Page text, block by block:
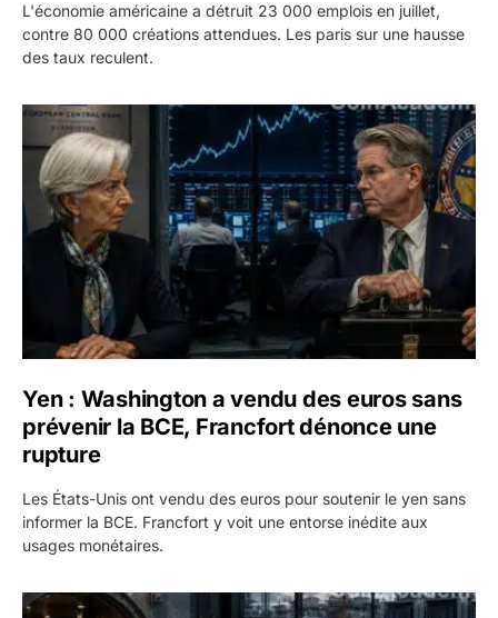
L'économie américaine a détruit 23 000 emplois en juillet,
contre 80 000 créations attendues. Les paris sur une hausse
des taux reculent.
Yen : Washington a vendu des euros sans prévenir la
Yen : Washington a vendu des euros sans
prévenir la BCE, Francfort dénonce une
rupture
Les États-Unis ont vendu des euros pour soutenir le yen sans
informer la BCE. Francfort y voit une entorse inédite aux
usages monétaires.
Jane Street négocie le transfert de 11 milliards de